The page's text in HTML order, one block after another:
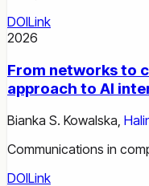
DOILink
2026
From networks to
approach to AI
Bianka S. Kowalska,
Communications in
DOILink